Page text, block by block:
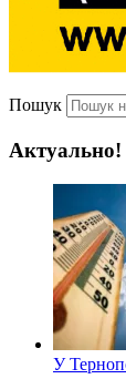
Пошук
Актуально!
У